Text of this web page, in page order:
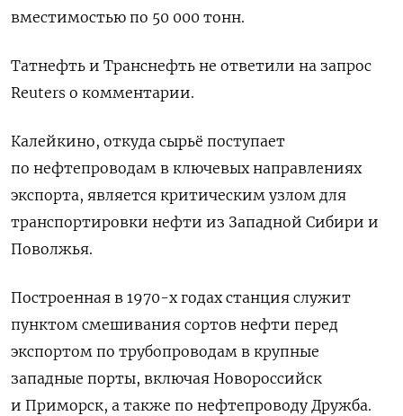
вместимостью по 50 000 ​тонн.
Татнефть и Транснефть не ответили на запрос
Reuters о комментарии.
Калейкино, ‌откуда сырьё поступает
по нефтепроводам в ключевых направлениях
экспорта, является критическим узлом для
транспортировки нефти из Западной Сибири и ​
Поволжья.
Построенная в 1970-​х годах станция ‌служит
пунктом смешивания сортов нефти перед
экспортом по трубопроводам в крупные ​
западные порты, включая Новороссийск
и Приморск, а также по нефтепроводу Дружба.